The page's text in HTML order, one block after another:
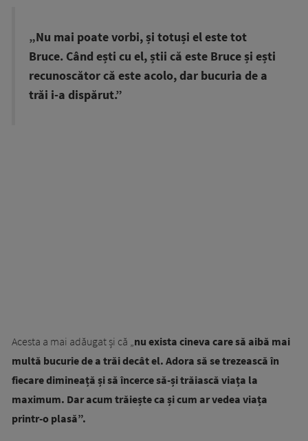
„Nu mai poate vorbi, și totuși el este tot
Bruce. Când ești cu el, știi că este Bruce și ești
recunoscător că este acolo, dar bucuria de a
trăi i-a dispărut.”
Acesta a mai adăugat și că „ nu exista cineva care să aibă mai
multă bucurie de a trăi decât el. Adora să se trezească în
fiecare dimineață și să încerce să-și trăiască viața la
maximum. Dar acum trăiește ca și cum ar vedea viața
printr-o plasă”.